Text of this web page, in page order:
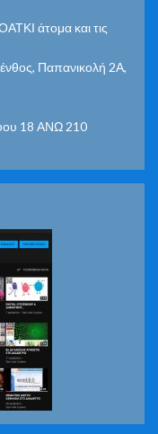
άτομα και τις
Παπανικολή 2Α,
18 ΑΝΩ 210